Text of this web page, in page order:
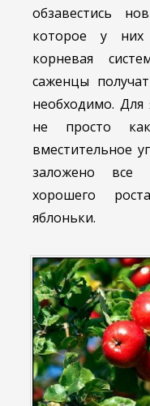
обзавестись
которое у
корневая
саженцы
необходимо. Для
не просто
вместительное
заложено все
хорошего
яблоньки.